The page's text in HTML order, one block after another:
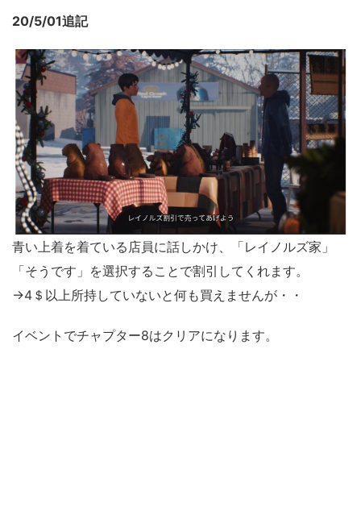
20/5/01追記
青い上着を着ている店員に話しかけ、「レイノルズ家」
「そうです」を選択することで割引してくれます。
→4＄以上所持していないと何も買えませんが・・
イベントでチャプター8はクリアになります。